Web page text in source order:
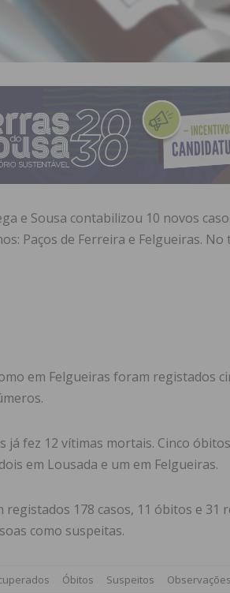
e Sousa contabilizou 10 novos
Paços de Ferreira e Felgueiras.
em Felgueiras foram registados
fez 12 vítimas mortais. Cinco
em Lousada e um em Felgueiras.
178 casos, 11 óbitos e 31
como suspeitas.
Óbitos Suspeitos
Observações